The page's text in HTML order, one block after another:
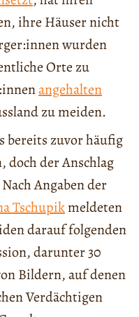
ihre Häuser nicht
wurden
Orte zu
angehalten
zu meiden.
bereits zuvor häufig
doch der Anschlag
Angaben der
Tschupikmeldeten
darauf folgenden
darunter 30
Bildern, auf denen
Verdächtigen